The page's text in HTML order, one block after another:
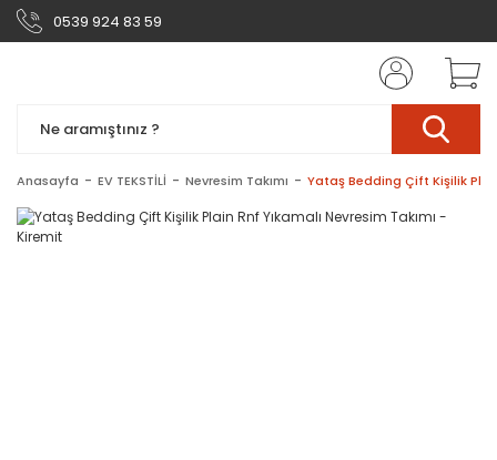
0539 924 83 59
Anasayfa EV TEKSTİLİ Nevresim Takımı Yataş Bedding Çift Kişilik